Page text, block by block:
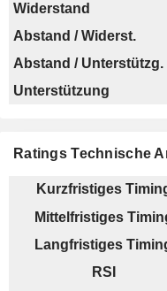
Widerstand
Abstand / Widerst.
Abstand / Unterstützg.
Unterstützung
Ratings Technische
Kurzfristiges
Mittelfristiges
Langfristiges
RSI